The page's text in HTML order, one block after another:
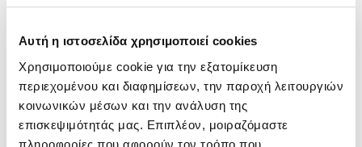
Αυτή η ιστοσελίδα χρησιμοποιεί cookies
Χρησιμοποιούμε cookie για την εξατομίκευση
περιεχομένου και διαφημίσεων, την παροχή λειτουργιών
κοινωνικών μέσων και την ανάλυση της
επισκεψιμότητάς μας. Επιπλέον, μοιραζόμαστε
πληροφορίες που αφορούν τον τρόπο που
Τελευταία νέα
Ενημέρωση 29/07/2026 29 July 2026
Αναρτήθηκαν τα αποτελέσματα NOCN Μαΐου 2026
July 2026